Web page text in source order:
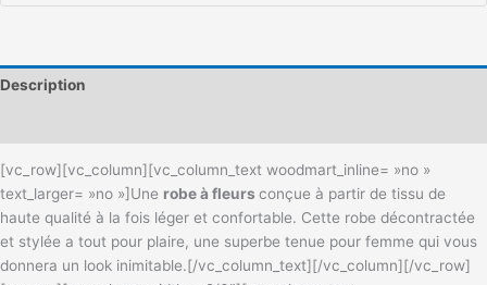
Description
[vc_row][vc_column][vc_column_text woodmart_inline= »no »
text_larger= »no »] Une robe à fleurs conçue à partir de tissu de
haute qualité à la fois léger et confortable. Cette robe décontractée
et stylée a tout pour plaire, une superbe tenue pour femme qui vous
donnera un look inimitable.[/vc_column_text][/vc_column][/vc_row]